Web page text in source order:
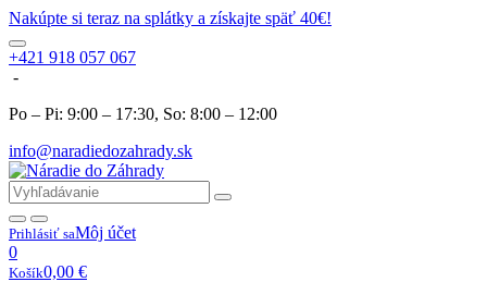
Nakúpte si teraz na splátky a získajte späť 40€!
+421 918 057 067
-
Po – Pi: 9:00 – 17:30, So: 8:00 – 12:00
info@naradiedozahrady.sk
Prihlásiť saMôj účet
0
Košík0,00 €